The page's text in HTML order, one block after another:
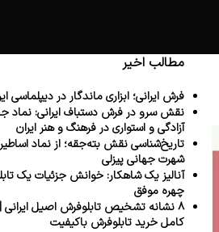
مطالب اخیر
فرش ایرانی؛ ابزاری ماندگار در دیپلماسی
نقش سرو در فرش دستباف ایرانی: نماد
آزادگی و استواری در فرهنگ و هنر ایران
تاریخ‌شناسی نقش بته‌جقه؛ از نماد
شهرت جهانی پیزلی
آنالیز یک شاهکار: خوانش جزئیات یک
چهره موفق
۸ نشانه تشخیص تابلوفرش اصیل ایرانی
کامل خرید تابلوفرش باکیفیت